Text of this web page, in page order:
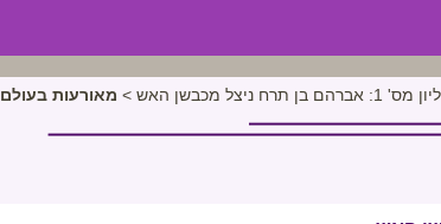
1: אברהם בן תרח ניצל מכבשן האש > מאורעות בעולם